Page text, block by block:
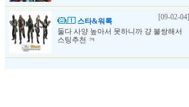
스타&워록
[09-02-04]
둘다 사양 높아서 못하니까 걍 불쌍해서
스팅추천 ㅋ